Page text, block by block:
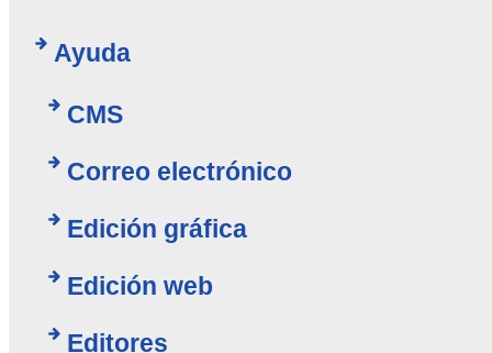
Ayuda
CMS
Correo electrónico
Edición gráfica
Edición web
Editores